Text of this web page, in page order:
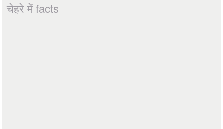
चेहरे में facts